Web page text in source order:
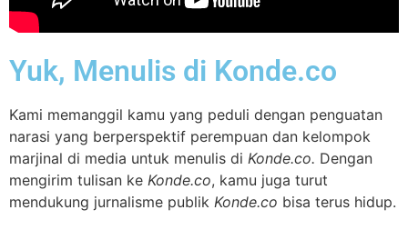
Yuk, Menulis di Konde.co
Kami memanggil kamu yang peduli dengan penguatan
narasi yang berperspektif perempuan dan kelompok
marjinal di media untuk menulis di Konde.co. Dengan
mengirim tulisan ke Konde.co, kamu juga turut
mendukung jurnalisme publik Konde.co bisa terus hidup.